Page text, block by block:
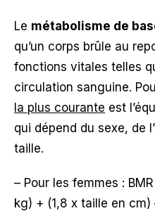
Le métabolisme de
qu’un corps brûle au
fonctions vitales telles
circulation sanguine.
la plus courante est
qui dépend du sexe, de
taille.
– Pour les femmes :
kg) + (1,8 x taille en